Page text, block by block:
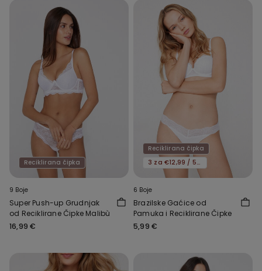
Reciklirana čipka
9 Boje
Super Push-up Grudnjak
od Reciklirane Čipke Malibù
16,99 €
Reciklirana čipka
3 za €12,99 / 5 za €19,99
6 Boje
Brazilske Gaćice od
Pamuka i Reciklirane Čipke
5,99 €